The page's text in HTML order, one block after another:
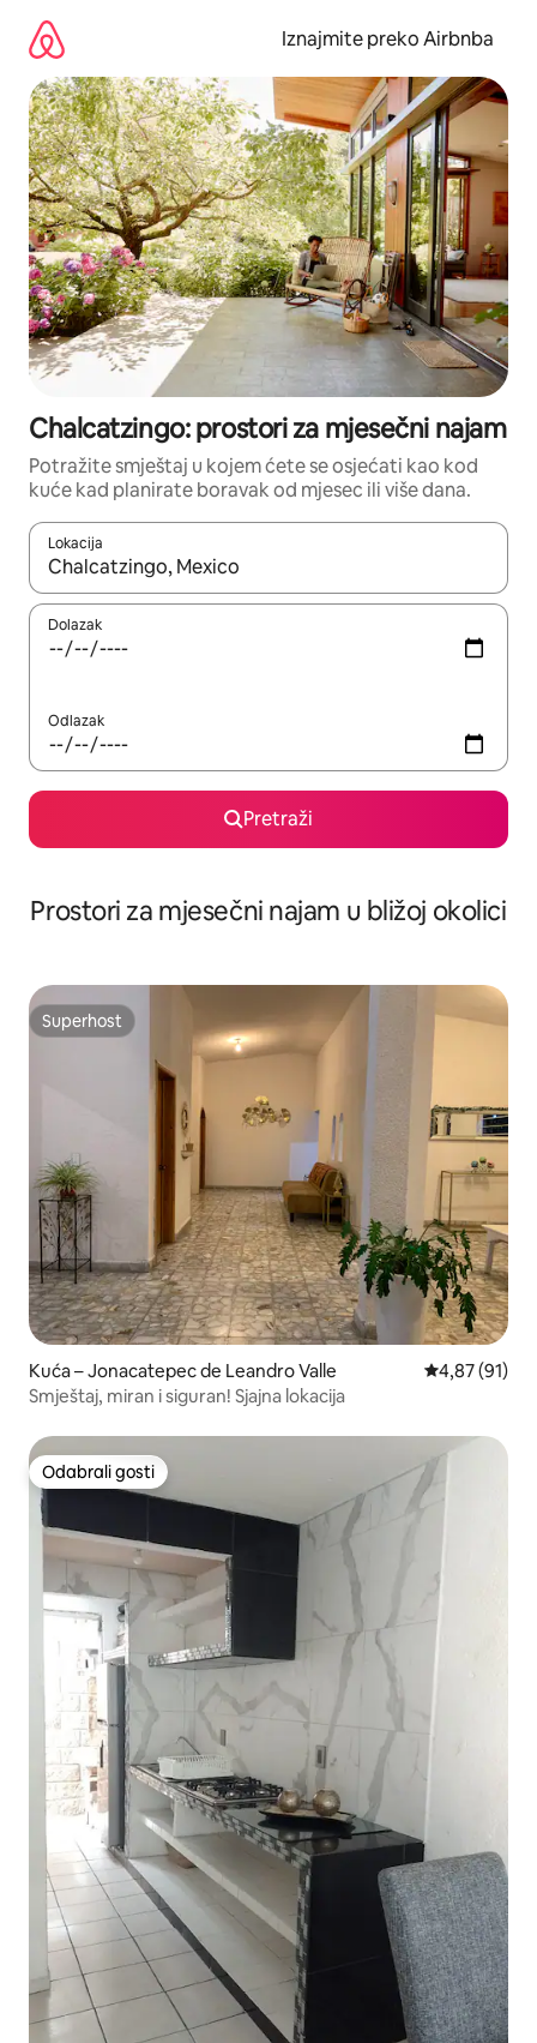
sadržaj
Iznajmite preko Airbnba
Chalcatzingo: prostori za mjesečni najam
Potražite smještaj u kojem ćete se osjećati kao kod
kuće kad planirate boravak od mjesec ili više dana.
Lokacija
Kada budu dostupni rezultati, moći ćete ih pregledati
Dolazak
Odlazak
Pretraži
Prostori za mjesečni najam u bližoj okolici
Superhost
Superhost
Kuća – Jonacatepec de Leandro Valle Prosječna
4,87 (91)
Smještaj, miran i siguran! Sjajna lokacija
Odabrali gosti
Odabrali gosti